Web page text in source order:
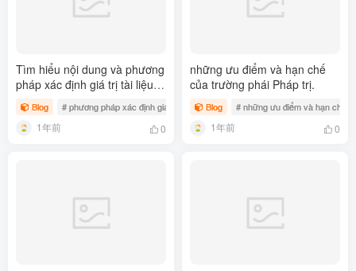
Tìm hiểu nội dung và phương
pháp xác định giá trị tài liệu
tại một cơ quan
Blog # phương pháp xác định giá trị tài liệu # nội dung và phương pháp xác
1年前 0
những ưu điểm và hạn chế
của trường phái Pháp trị.
Blog # những ưu điểm và hạn chế
1年前 0